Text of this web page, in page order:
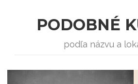
PODOBNÉ
podľa názvu a